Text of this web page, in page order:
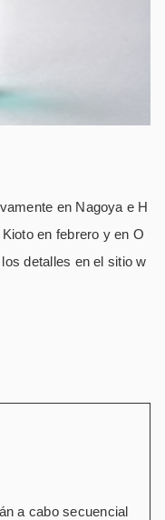
en Nagoya e H
en febrero y en O
detalles en el sitio w
a cabo secuencial